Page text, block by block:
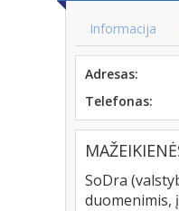
Informacija
Adresas:
Telefonas:
SoDra
duomenimis,